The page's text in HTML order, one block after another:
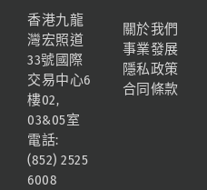
香港九龍
灣宏照道
33號國際
交易中心6
樓02,
03&05室
電話:
(852) 2525
6008
關於我們
事業發展
隱私政策
合同條款